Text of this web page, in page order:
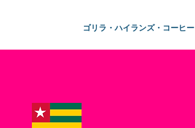
ゴリラ・ハイランズ・コーヒー